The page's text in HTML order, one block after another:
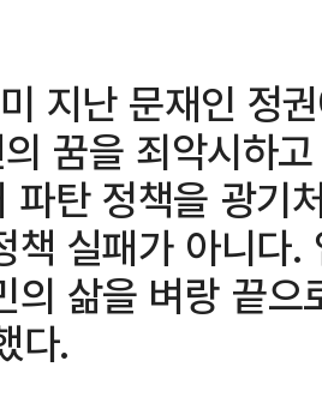
지난 문재인 정
꿈을 죄악시하
파탄 정책을 광기
책 실패가 아니다
의 삶을 벼랑 끝
다.